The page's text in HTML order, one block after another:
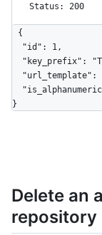
Status: 200
{
}
Delete an
repository